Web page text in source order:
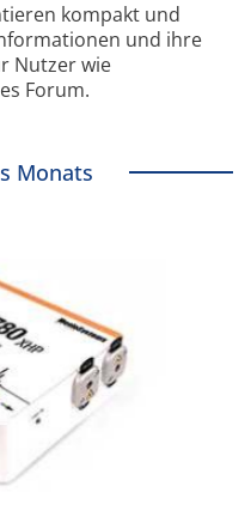
kompakt und
und ihre
Nutzer wie
Forum.
Monats